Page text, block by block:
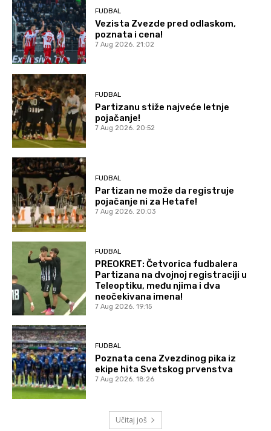
FUDBAL
Vezista Zvezde pred odlaskom,
poznata i cena!
7 Aug 2026. 21:02
FUDBAL
Partizanu stiže najveće letnje
pojačanje!
7 Aug 2026. 20:52
FUDBAL
Partizan ne može da registruje
pojačanje ni za Hetafe!
7 Aug 2026. 20:03
FUDBAL
PREOKRET: Četvorica fudbalera
Partizana na dvojnoj registraciji u
Teleoptiku, među njima i dva
neočekivana imena!
7 Aug 2026. 19:15
FUDBAL
Poznata cena Zvezdinog pika iz
ekipe hita Svetskog prvenstva
7 Aug 2026. 18:26
Učitaj još